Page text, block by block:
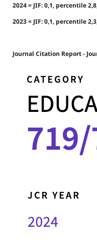
2024 = JIF: 0,1, percentile
2023 = JIF: 0,1, percentile
Journal Citation Report -